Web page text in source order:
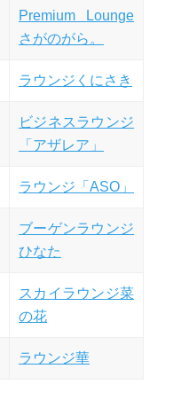
Premium Lounge
さがのがら。
ラウンジくにさき
ビジネスラウンジ
「アザレア」
ラウンジ「ASO」
ブーゲンラウンジ
ひなた
スカイラウンジ菜
の花
ラウンジ華